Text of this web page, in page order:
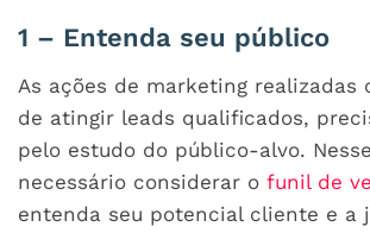
1 – Entenda seu público
As ações de marketing realizadas
de atingir leads qualificados,
pelo estudo do público-alvo.
necessário considerar o funil de
entenda seu potencial cliente e a